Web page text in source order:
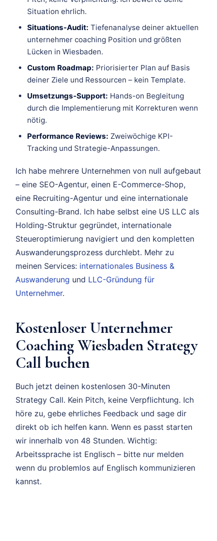
Situation ehrlich.
Situations-Audit: Tiefenanalyse deiner aktuellen
unternehmer coaching Position und größten
Lücken in Wiesbaden.
Custom Roadmap: Priorisierter Plan auf Basis
deiner Ziele und Ressourcen – kein Template.
Umsetzungs-Support: Hands-on Begleitung
durch die Implementierung mit Korrekturen wenn
nötig.
Performance Reviews: Zweiwöchige KPI-
Tracking und Strategie-Anpassungen.
Ich habe mehrere Unternehmen von null aufgebaut
– eine SEO-Agentur, einen E-Commerce-Shop,
eine Recruiting-Agentur und eine internationale
Consulting-Brand. Ich habe selbst eine US LLC als
Holding-Struktur gegründet, internationale
Steueroptimierung navigiert und den kompletten
Auswanderungsprozess durchlebt. Mehr zu
meinen Services: internationales Business &
Auswanderung und LLC-Gründung für
Unternehmer.
Kostenloser Unternehmer
Coaching Wiesbaden Strategy
Call buchen
Buch jetzt deinen kostenlosen 30-Minuten
Strategy Call. Kein Pitch, keine Verpflichtung. Ich
höre zu, gebe ehrliches Feedback und sage dir
direkt ob ich helfen kann. Wenn es passt starten
wir innerhalb von 48 Stunden. Wichtig:
Arbeitssprache ist Englisch – bitte nur melden
wenn du problemlos auf Englisch kommunizieren
kannst.